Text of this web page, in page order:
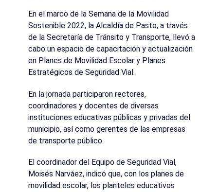
En el marco de la Semana de la Movilidad
Sostenible 2022, la Alcaldía de Pasto, a través
de la Secretaría de Tránsito y Transporte, llevó a
cabo un espacio de capacitación y actualización
en Planes de Movilidad Escolar y Planes
Estratégicos de Seguridad Vial.
En la jornada participaron rectores,
coordinadores y docentes de diversas
instituciones educativas públicas y privadas del
municipio, así como gerentes de las empresas
de transporte público.
El coordinador del Equipo de Seguridad Vial,
Moisés Narváez, indicó que, con los planes de
movilidad escolar, los planteles educativos